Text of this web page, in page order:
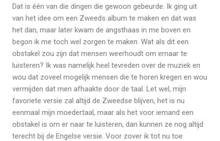
Dat is één van die dingen die gewoon gebeurde. Ik ging uit
van het idee om een Zweeds album te maken en dat was
het dan, maar later kwam de angsthaas in me boven en
begon ik me toch wel zorgen te maken. Wat als dit een
obstakel zou zijn dat mensen weerhoudt om ernaar te
luisteren? Ik was namelijk heel tevreden over de muziek en
wou dat zoveel mogelijk mensen die te horen kregen en wou
vermijden dat men afhaakte door de taal. Let wel, mijn
favoriete versie zal altijd de Zweedse blijven, het is nu
eenmaal mijn moedertaal, maar als het voor iemand een
obstakel is om er naar te luisteren, dan kunnen ze nog altijd
terecht bij de Engelse versie. Voor zover ik tot nu toe